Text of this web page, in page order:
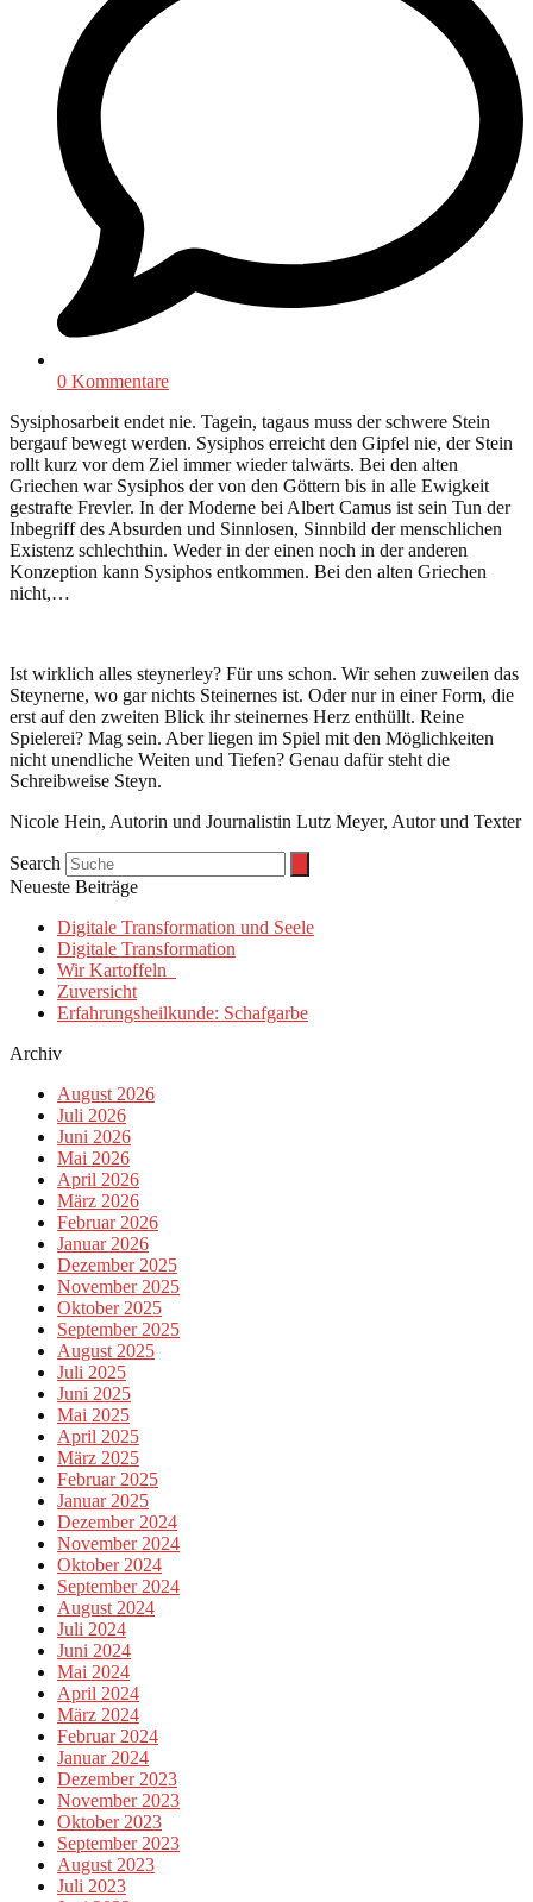
0 Kommentare
Sysiphosarbeit endet nie. Tagein, tagaus muss der schwere Stein
bergauf bewegt werden. Sysiphos erreicht den Gipfel nie, der Stein
rollt kurz vor dem Ziel immer wieder talwärts. Bei den alten
Griechen war Sysiphos der von den Göttern bis in alle Ewigkeit
gestrafte Frevler. In der Moderne bei Albert Camus ist sein Tun der
Inbegriff des Absurden und Sinnlosen, Sinnbild der menschlichen
Existenz schlechthin. Weder in der einen noch in der anderen
Konzeption kann Sysiphos entkommen. Bei den alten Griechen
nicht,…
Ist wirklich alles steynerley? Für uns schon. Wir sehen zuweilen das
Steynerne, wo gar nichts Steinernes ist. Oder nur in einer Form, die
erst auf den zweiten Blick ihr steinernes Herz enthüllt. Reine
Spielerei? Mag sein. Aber liegen im Spiel mit den Möglichkeiten
nicht unendliche Weiten und Tiefen? Genau dafür steht die
Schreibweise Steyn.
Nicole Hein, Autorin und Journalistin Lutz Meyer, Autor und Texter
Search
Neueste Beiträge
Digitale Transformation und Seele
Digitale Transformation
Wir Kartoffeln
Zuversicht
Erfahrungsheilkunde: Schafgarbe
Archiv
August 2026
Juli 2026
Juni 2026
Mai 2026
April 2026
März 2026
Februar 2026
Januar 2026
Dezember 2025
November 2025
Oktober 2025
September 2025
August 2025
Juli 2025
Juni 2025
Mai 2025
April 2025
März 2025
Februar 2025
Januar 2025
Dezember 2024
November 2024
Oktober 2024
September 2024
August 2024
Juli 2024
Juni 2024
Mai 2024
April 2024
März 2024
Februar 2024
Januar 2024
Dezember 2023
November 2023
Oktober 2023
September 2023
August 2023
Juli 2023